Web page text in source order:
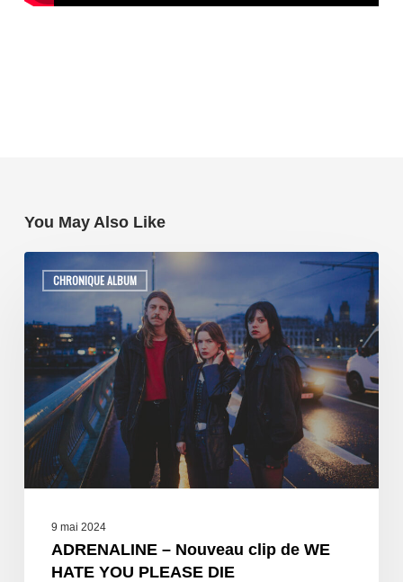
You May Also Like
CHRONIQUE ALBUM
9 mai 2024
ADRENALINE – Nouveau clip de WE
HATE YOU PLEASE DIE